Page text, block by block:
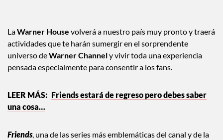
LaWarner House volverá a nuestro país muy pronto y traerá
actividades que te harán sumergir en el sorprendente
universo deWarner Channely vivir toda una experiencia
pensada especialmente para consentir a los fans.
Friends estará de regreso pero debes saber
una cosa…
Friends, una de las series más emblemáticas del canal y de la